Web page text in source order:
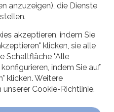
Wir
anzuzeigen), die Dienste
akzeptieren, indem Sie
klicken, sie alle
Schaltfläche "Alle
indem Sie auf
klicken. Weitere
Cookie-Richtlinie.